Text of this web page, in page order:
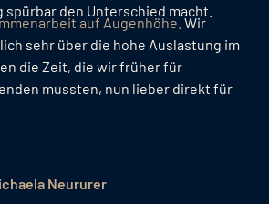
den Unterschied macht.
auf Augenhöhe.Wir
sehr über die hohe Auslastung im
die Zeit, die wir früher für
mussten, nun lieber direkt für
Neururer